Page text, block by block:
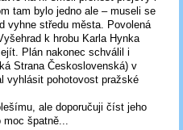
tam bylo jedno ale – museli se
vyhne středu města. Povolená
k hrobu Karla Hynka
Plán nakonec schválil i
Strana Československá) v
vyhlásit pohotovost pražské
ale doporučuji číst jeho
špatně...